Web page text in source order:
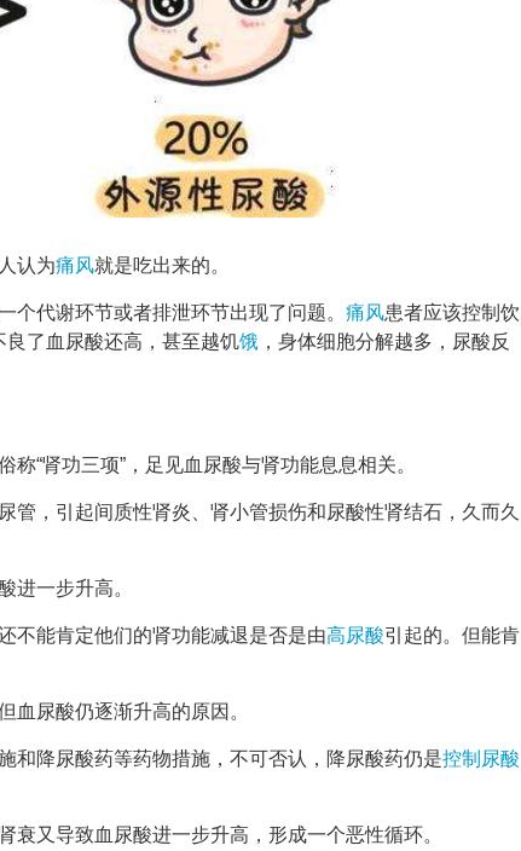
认为痛风就是吃出来的。
个代谢环节或者排泄环节出现了问题。 痛风患者应该控制饮
良了血尿酸还高，甚至越饥饿 ，身体细胞分解越多，尿酸反
“肾功三项”，足见血尿酸与肾功能息息相关。
，引起间质性肾炎、肾小管损伤和尿酸性肾结石，久而久
进一步升高。
不能肯定他们的肾功能减退是否是由高尿酸引起的。但能肯
血尿酸仍逐渐升高的原因。
和降尿酸药等药物措施，不可否认，降尿酸药仍是控制尿酸
又导致血尿酸进一步升高，形成一个恶性循环。